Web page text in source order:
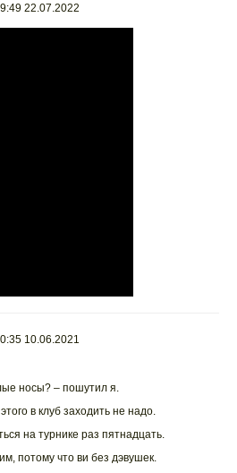
22.07.2022
10.06.2021
носы? – пошутил я.
в клуб заходить не надо.
на турнике раз пятнадцать.
потому что ви без дэвушек.